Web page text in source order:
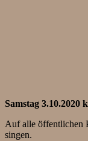
Samstag 3.10.2020
Auf alle öffentlichen
singen.